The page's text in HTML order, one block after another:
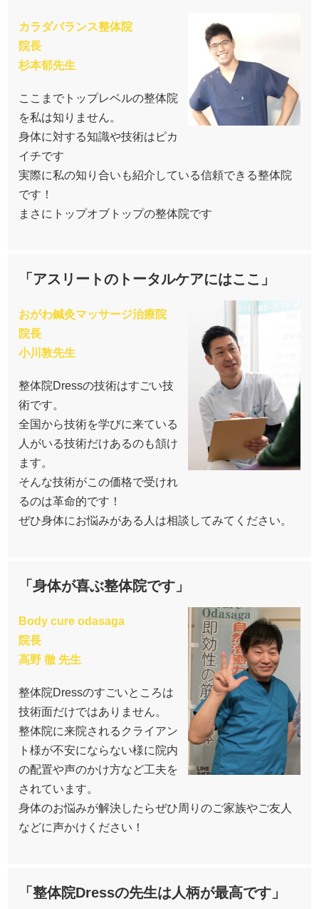
カラダバランス整体院
院長
杉本郁先生
ここまでトップレベルの整体院
を私は知りません。
身体に対する知識や技術はピカ
イチです
実際に私の知り合いも紹介している信頼できる整体院
です！
まさにトップオブトップの整体院です
「アスリートのトータルケアにはここ」
おがわ鍼灸マッサージ治療院
院長
小川敦先生
整体院Dressの技術はすごい技
術です。
全国から技術を学びに来ている
人がいる技術だけあるのも頷け
ます。
そんな技術がこの価格で受けれ
るのは革命的です！
ぜひ身体にお悩みがある人は相談してみてください。
「身体が喜ぶ整体院です」
Body cure odasaga
院長
高野 徹 先生
整体院Dressのすごいところは
技術面だけではありません。
整体院に来院されるクライアン
ト様が不安にならない様に院内
の配置や声のかけ方など工夫を
されています。
身体のお悩みが解決したらぜひ周りのご家族やご友人
などに声かけください！
「整体院Dressの先生は人柄が最高です」